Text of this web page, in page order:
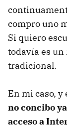
compro uno
Si quiero
todavía es
tradicional.
En mi caso,
no concibo
acceso a